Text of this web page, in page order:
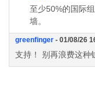
至少50%的国际
墙。
greenfinger - 01/08/26
支持！ 别再浪费这种